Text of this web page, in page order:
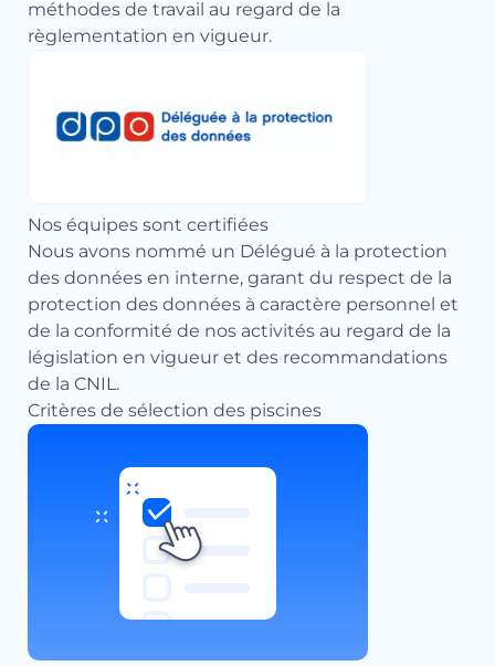
méthodes de travail au regard de la
règlementation en vigueur.
Nos équipes sont certifiées
Nous avons nommé un Délégué à la protection
des données en interne, garant du respect de la
protection des données à caractère personnel et
de la conformité de nos activités au regard de la
législation en vigueur et des recommandations
de la CNIL.
Critères de sélection des piscines